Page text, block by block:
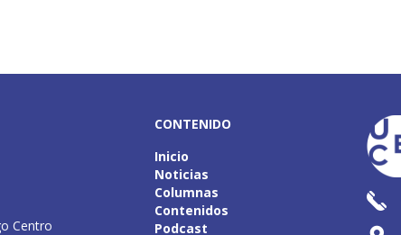
Centro
CONTENIDO
Inicio
Noticias
Columnas
Contenidos
Podcast